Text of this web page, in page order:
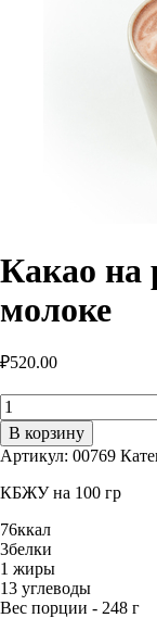
Какао на
молоке
₽520.00
Количество
товара
Какао
на
молоке
В корзину
Артикул: 00769
КБЖУ на 100 гр
76ккал
3белки
1 жиры
13 углеводы
Вес порции - 248 г